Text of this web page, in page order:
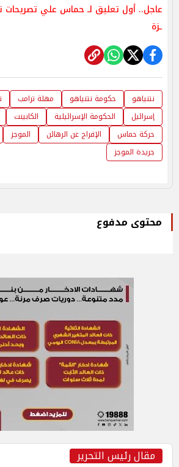
عاجل.. أول تعليق لـ حماس علي تصريحات
ـزة
نتنياهو حكومة نتنياهو مهلة ترامب
إسرائيل
الحكومة الإسرائيلية الكابينت
حركة حماس
الإفراج عن الرهائن الموجز
جريدة الموجز
محتوى مدفوع
مقال رئيس التحرير